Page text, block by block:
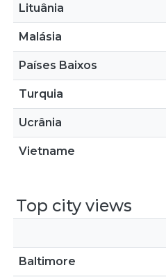
Lituânia
Malásia
Países Baixos
Turquia
Ucrânia
Vietname
Top city views
Baltimore